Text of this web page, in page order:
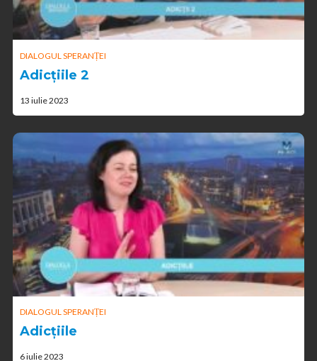
DIALOGUL SPERANȚEI
Adicțiile 2
13 iulie 2023
DIALOGUL SPERANȚEI
Adicțiile
6 iulie 2023